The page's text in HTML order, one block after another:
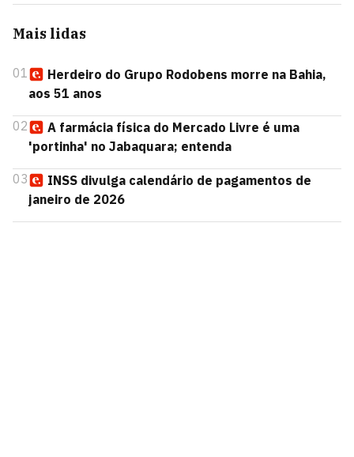
Mais lidas
01
Herdeiro do Grupo Rodobens morre na Bahia,
aos 51 anos
02
A farmácia física do Mercado Livre é uma
'portinha' no Jabaquara; entenda
03
INSS divulga calendário de pagamentos de
janeiro de 2026